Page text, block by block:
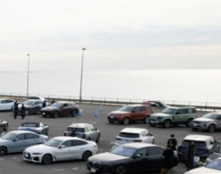
増殖中
期比89％増）と発表
なうと発表
を国際社会に訴える